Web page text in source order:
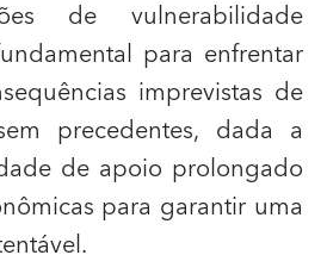
de vulnerabilidade
para enfrentar
imprevistas de
precedentes, dada a
de apoio prolongado
para garantir uma